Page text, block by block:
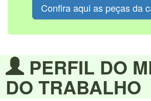
Confira aqui as peças da
PERFIL DO
DO TRABALHO